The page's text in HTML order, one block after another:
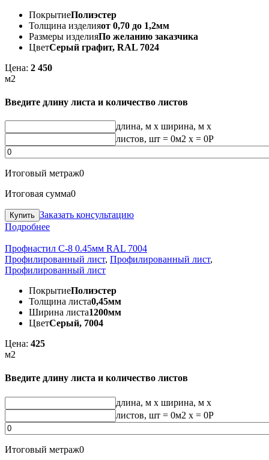
ПокрытиеПолиэстер
Толщина изделияот 0,70 до 1,2мм
Размеры изделияПо желанию заказчика
ЦветСерый графит, RAL 7024
Цена: 2 450
м2
Введите длину листа и количество листов
длина, м x ширина, м x
листов, шт = 0м2 x = 0Р
Итоговый метраж0
Итоговая сумма0
Заказать консультацию
Подробнее
Профнастил С-8 0.45мм RAL 7004
Профилированный лист, Профилированный лист,
Профилированный лист
ПокрытиеПолиэстер
Толщина листа0,45мм
Ширина листа1200мм
ЦветСерый, 7004
Цена: 425
м2
Введите длину листа и количество листов
длина, м x ширина, м x
листов, шт = 0м2 x = 0Р
Итоговый метраж0